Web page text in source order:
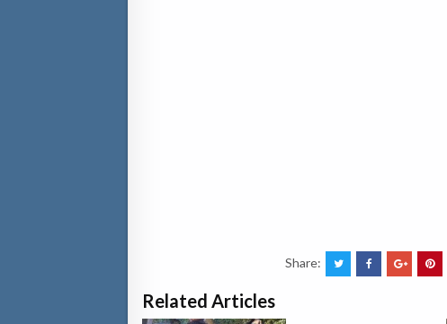
Share:
Related Articles